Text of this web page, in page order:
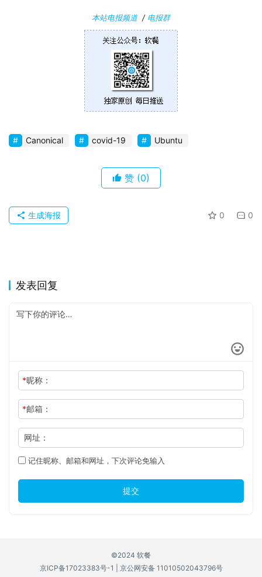
本站电报频道/ 电报群
Canonical covid-19 Ubuntu
赞 (0)
0 0
生成海报
发表回复
*昵称：
*邮箱：
网址：
记住昵称、邮箱和网址，下次评论免输入
提交
©2024 软餐
京ICP备17023383号-1
京公网安备 11010502043796号